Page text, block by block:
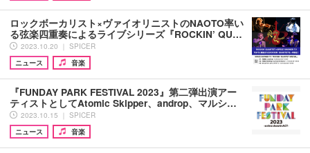
ロックボーカリスト×ヴァイオリニストのNAOTO率い
る弦楽四重奏によるライブシリーズ『ROCKIN’ QU…
2023.10.20 ｜ SPICER
ニュース
音楽
『FUNDAY PARK FESTIVAL 2023』第二弾出演アー
ティストとしてAtomic Skipper、androp、マルシ…
2023.10.15 ｜ SPICER
ニュース
音楽